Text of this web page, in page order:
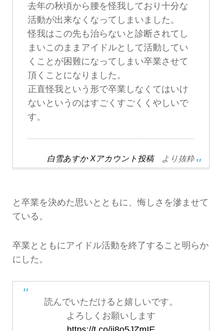
去年の秋頃から腰を怪我しており十分な
活動が出来なくなってしまいました。
怪我はこの先も治らないと診断されてし
まいこのままアイドルとして活動してい
くことが困難になってしまい卒業させて
頂くことになりました。
正直怪我という形で卒業しなくてはいけ
ないというのはすごくすごくくやしいで
す。
白雪あすか Xアカウント投稿より抜粋
と卒業を決めた思いとともに、悔しさを滲ませて
ている。
卒業とともにアイドル活動を終了すること明らか
にした。
読んでいただけると嬉しいです。
よろしくお願いします